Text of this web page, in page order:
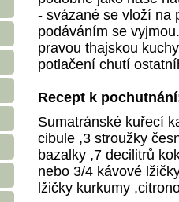
- svázané se vloží na
podáváním se
pravou thajskou
potlačení chutí
Recept k
Sumatránské kuřecí
cibule ,3 stroužky
bazalky ,7 decilitrů
nebo 3/4 kávové
lžičky kurkumy